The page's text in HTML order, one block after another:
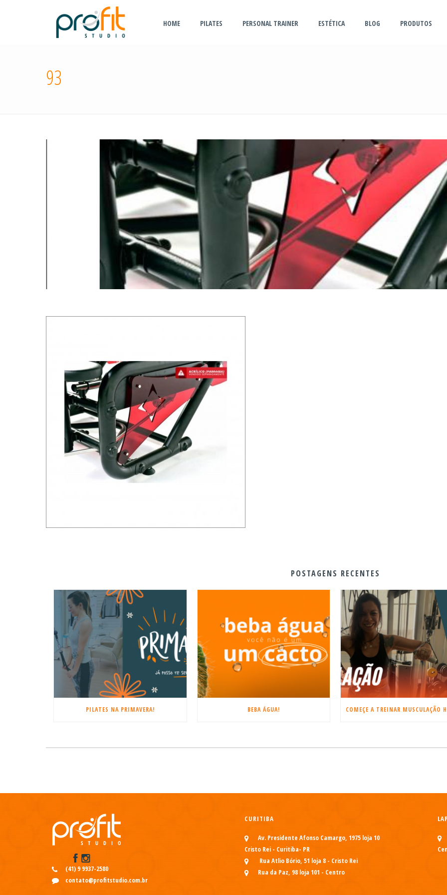
HOME PILATES PERSONAL TRAINER ESTÉTICA BLOG PRODUTOS
93
POSTAGENS RECENTES
PILATES NA PRIMAVERA! BEBA ÁGUA!
(41) 9 9937-2580
contato@profitstudio.com.br
CURITIBA
Av. Presidente Afonso Camargo, 1975 loja 10
Cristo Rei - Curitiba- PR
Rua Atlio Bório, 51 loja 8 - Cristo Rei
Rua da Paz, 98 loja 101 - Centro